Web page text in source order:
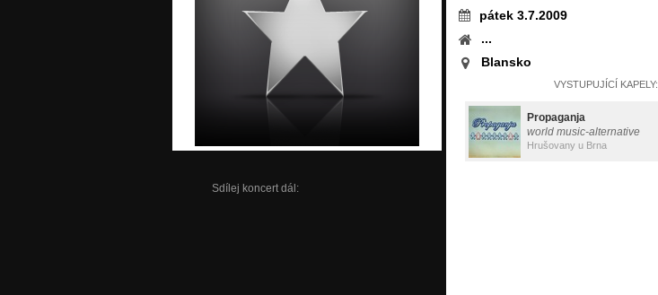
Sdílej koncert dál:
pátek 3.7.2009
...
Blansko
VYSTUPUJÍCÍ KAPELY:
Propaganja
world music-alternative
Hrušovany u Brna